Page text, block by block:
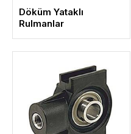
Döküm Yataklı
Rulmanlar